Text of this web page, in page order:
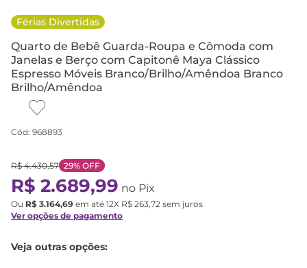
Férias Divertidas
Quarto de Bebê Guarda-Roupa e Cômoda com
Janelas e Berço com Capitonê Maya Clássico
Espresso Móveis Branco/Brilho/Amêndoa Branco
Brilho/Amêndoa
Cód: 968893
R$ 4.430,57 29% OFF
R$ 2.689,99 no Pix
Ou R$ 3.164,69 em até 12X R$ 263,72 sem juros
Ver opções de pagamento
Veja outras opções: